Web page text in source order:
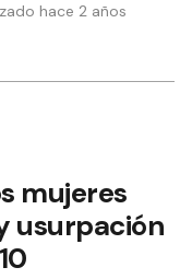
hace 2 años
mujeres
usurpación